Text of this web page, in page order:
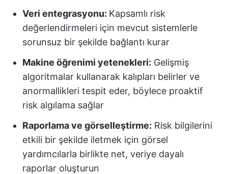
Veri entegrasyonu: Kapsamlı risk
değerlendirmeleri için mevcut sistemlerle
sorunsuz bir şekilde bağlantı kurar
Makine öğrenimi yetenekleri: Gelişmiş
algoritmalar kullanarak kalıpları belirler ve
anormallikleri tespit eder, böylece proaktif
risk algılama sağlar
Raporlama ve görselleştirme: Risk bilgilerini
etkili bir şekilde iletmek için görsel
yardımcılarla birlikte net, veriye dayalı
raporlar oluşturun